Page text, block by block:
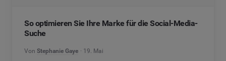
So optimieren Sie Ihre Marke für die Social-Media-
Suche
Von Stephanie Gaye 19. Mai